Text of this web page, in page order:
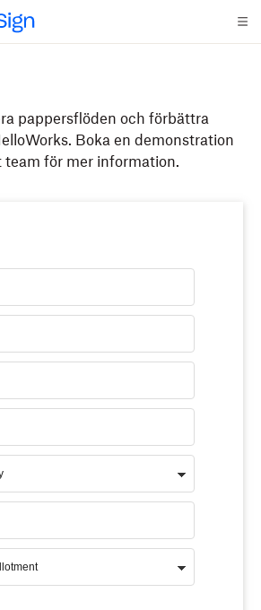
pappersflöden och förbättra
Boka en demonstration
team för mer information.